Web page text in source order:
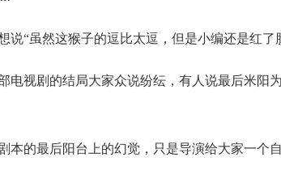
说“虽然这猴子的逗比太逗，但是小编还是红了
电视剧的结局大家众说纷纭，有人说最后米阳
本的最后阳台上的幻觉，只是导演给大家一个